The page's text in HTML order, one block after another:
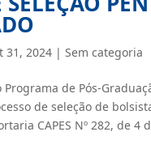
31, 2024 |Sem categoria
de Pós-
de seleção de
CAPES Nº 282, de 4